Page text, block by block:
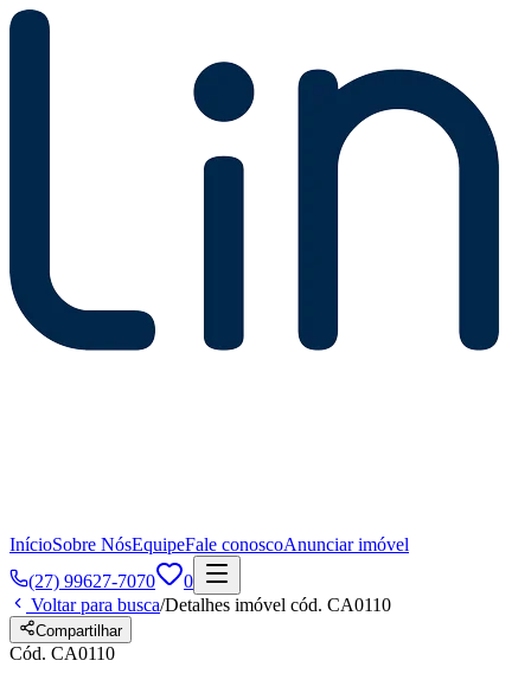
InícioSobre NósEquipeFale conoscoAnunciar imóvel
(27) 99627-7070
0
Voltar para busca/Detalhes imóvel cód. CA0110
Compartilhar
Cód. CA0110